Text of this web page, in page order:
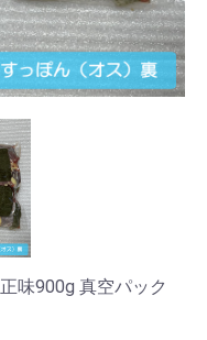
味900g 真空パック